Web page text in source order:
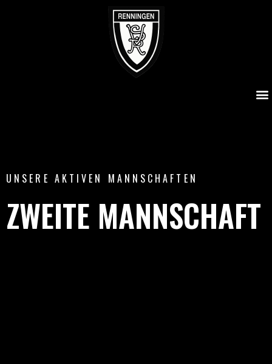
UNSERE AKTIVEN MANNSCHAFTEN
ZWEITE MANNSCHAFT